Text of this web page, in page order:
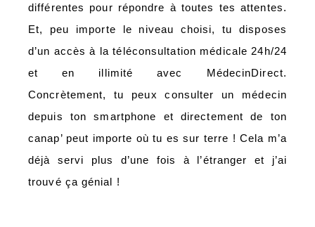
différentes pour répondre à toutes tes attentes.
Et, peu importe le niveau choisi, tu disposes
d’un accès à la téléconsultation médicale 24h/24
et en illimité avec MédecinDirect.
Concrètement, tu peux consulter un médecin
depuis ton smartphone et directement de ton
canap’ peut importe où tu es sur terre ! Cela m’a
déjà servi plus d’une fois à l’étranger et j’ai
trouvé ça génial !